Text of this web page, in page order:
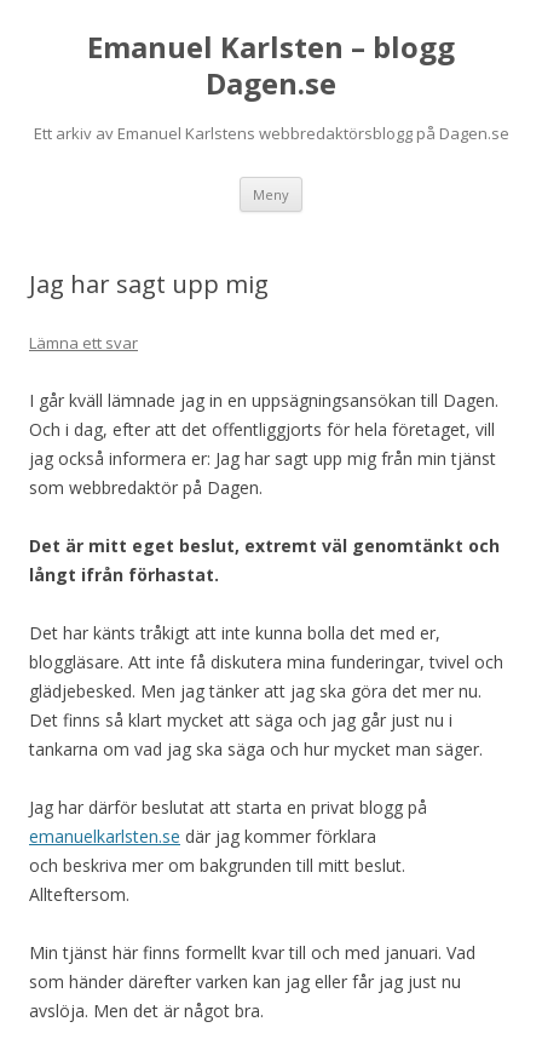
Emanuel Karlsten – blogg
Dagen.se
Ett arkiv av Emanuel Karlstens webbredaktörsblogg på Dagen.se
Meny
Jag har sagt upp mig
Lämna ett svar
I går kväll lämnade jag in en uppsägningsansökan till Dagen.
Och i dag, efter att det offentliggjorts för hela företaget, vill
jag också informera er: Jag har sagt upp mig från min tjänst
som webbredaktör på Dagen.
Det är mitt eget beslut, extremt väl genomtänkt och
långt ifrån förhastat.
Det har känts tråkigt att inte kunna bolla det med er,
bloggläsare. Att inte få diskutera mina funderingar, tvivel och
glädjebesked. Men jag tänker att jag ska göra det mer nu.
Det finns så klart mycket att säga och jag går just nu i
tankarna om vad jag ska säga och hur mycket man säger.
Jag har därför beslutat att starta en privat blogg på
emanuelkarlsten.se där jag kommer förklara
och beskriva mer om bakgrunden till mitt beslut.
Allteftersom.
Min tjänst här finns formellt kvar till och med januari. Vad
som händer därefter varken kan jag eller får jag just nu
avslöja. Men det är något bra.